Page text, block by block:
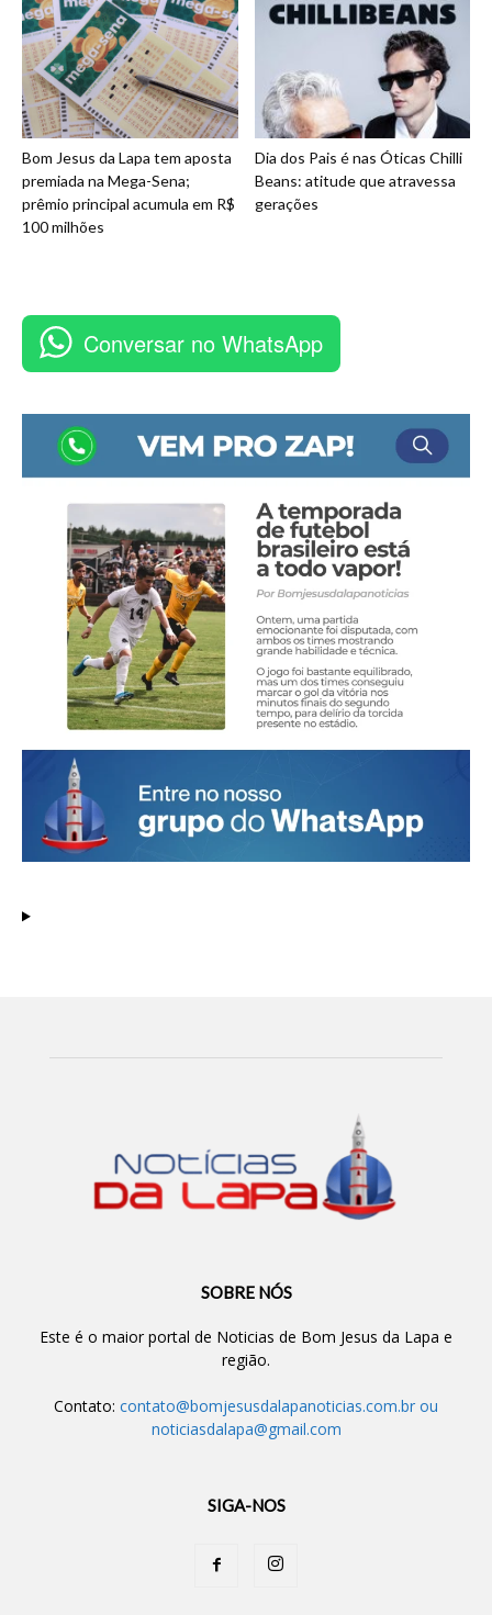
Bom Jesus da Lapa tem aposta
premiada na Mega-Sena;
prêmio principal acumula em R$
100 milhões
Dia dos Pais é nas Óticas Chilli
Beans: atitude que atravessa
gerações
Conversar no WhatsApp
SOBRE NÓS
Este é o maior portal de Noticias de Bom Jesus da Lapa e
região.
Contato: contato@bomjesusdalapanoticias.com.br ou
noticiasdalapa@gmail.com
SIGA-NOS